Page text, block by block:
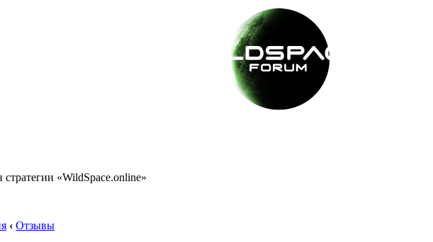
«WildSpace.online»
‹ Отзывы